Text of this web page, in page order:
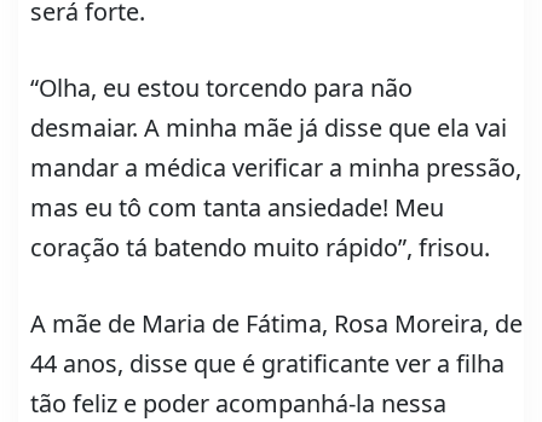
será forte.
“Olha, eu estou torcendo para não
desmaiar. A minha mãe já disse que ela vai
mandar a médica verificar a minha pressão,
mas eu tô com tanta ansiedade! Meu
coração tá batendo muito rápido”, frisou.
A mãe de Maria de Fátima, Rosa Moreira, de
44 anos, disse que é gratificante ver a filha
tão feliz e poder acompanhá-la nessa